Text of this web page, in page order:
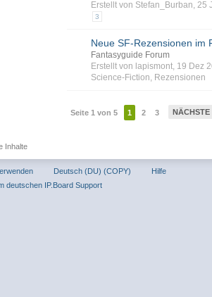
Erstellt von Stefan_Burban, 25
3
Neue SF-Rezensionen im
Fantasyguide Forum
Erstellt von lapismont, 19 Dez
Science-Fiction, Rezensionen
Seite 1 von 5 1 2 3 NÄCHSTE
Inhalte
Deutsch (DU) (COPY)
Hilfe
deutschen IP.Board Support